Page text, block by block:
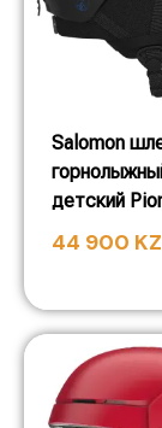
Salomon
детский
44 900